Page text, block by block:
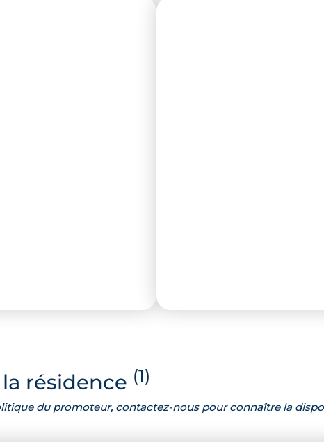
résidence (1)
du promoteur, contactez-nous pour connaître la